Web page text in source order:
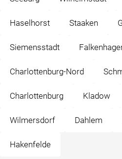
Haselhorst Staaken
Siemensstadt
Charlottenburg-Nord
Charlottenburg Kladow
Wilmersdorf Dahlem
Hakenfelde